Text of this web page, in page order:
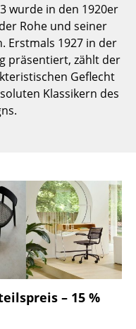
wurde in den 1920er
Rohe und seiner
Erstmals 1927 in der
präsentiert, zählt der
Geflecht
Klassikern des
– 15 %